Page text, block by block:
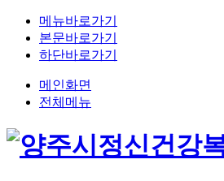
메뉴바로가기
본문바로가기
하단바로가기
메인화면
전체메뉴